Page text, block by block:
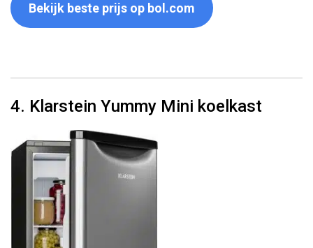
Bekijk beste prijs op bol.com
4. Klarstein Yummy Mini koelkast